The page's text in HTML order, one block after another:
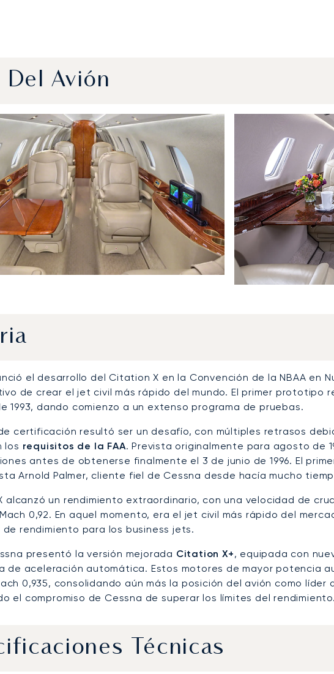
Del Avión
el desarrollo del Citation X en la Convención de la NBAA en
de crear el jet civil más rápido del mundo. El primer prototipo
1993, dando comienzo a un extenso programa de pruebas.
certificación resultó ser un desafío, con múltiples retrasos
los requisitos de la FAA. Prevista originalmente para agosto de
antes de obtenerse finalmente el 3 de junio de 1996. El
Arnold Palmer, cliente fiel de Cessna desde hacía mucho
alcanzó un rendimiento extraordinario, con una velocidad de
0,92. En aquel momento, era el jet civil más rápido del
rendimiento para los business jets.
presentó la versión mejorada Citation X+, equipada con
de aceleración automática. Estos motores de mayor potencia
0,935, consolidando aún más la posición del avión como
el compromiso de Cessna de superar los límites del rendimiento.
Técnicas